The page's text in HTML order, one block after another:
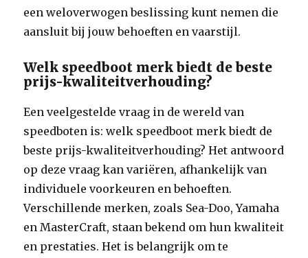
een weloverwogen beslissing kunt nemen die
aansluit bij jouw behoeften en vaarstijl.
Welk speedboot merk biedt de beste
prijs-kwaliteitverhouding?
Een veelgestelde vraag in de wereld van
speedboten is: welk speedboot merk biedt de
beste prijs-kwaliteitverhouding? Het antwoord
op deze vraag kan variëren, afhankelijk van
individuele voorkeuren en behoeften.
Verschillende merken, zoals Sea-Doo, Yamaha
en MasterCraft, staan bekend om hun kwaliteit
en prestaties. Het is belangrijk om te